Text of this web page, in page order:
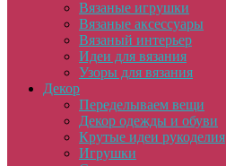
Вязаные игрушки
Вязаные аксессуары
Вязаный интерьер
Идеи для вязания
Узоры для вязания
Декор
Переделываем вещи
Декор одежды и обуви
Крутые идеи рукоделия
Игрушки